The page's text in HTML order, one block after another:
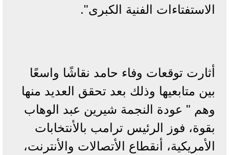
الاستفتاءات الفنية الكبرى".
أثارت توقعات وفاء حامد نقاشًا واسعًا
بين متابعيها وذلك بعد تحقق العديد منها
وهم " عودة النجمة شيرين عبد الوهاب
بقوة، فوز الرئيس ترامب بالأنتخابات
الأمريكية، أنقطاع الأتصالات والأنترنت،